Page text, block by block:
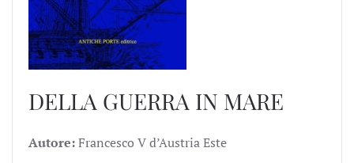
DELLA GUERRA IN MARE
Autore:Francesco V d’Austria Este